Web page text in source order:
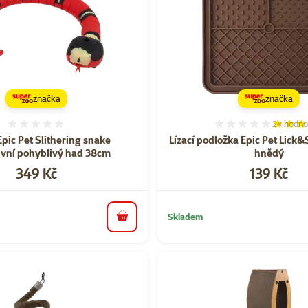
Pet Slithering snake
pohyblivý had 38cm
Cena
349 Kč
značka
do košíku
Lízací podložka Epic Pet
hnědý
2×
Cena
139 Kč
značka
Skladem